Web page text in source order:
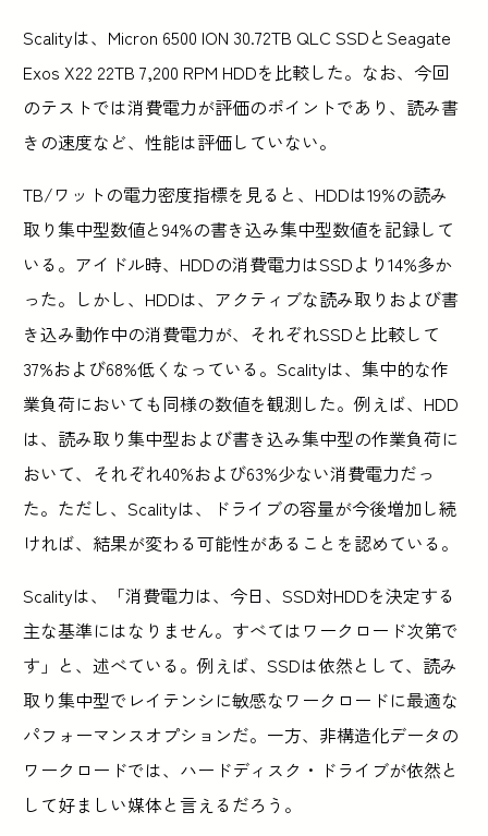
Scalityは、Micron 6500 ION 30.72TB QLC SSDとSeagate
Exos X22 22TB 7,200 RPM HDDを比較した。なお、今回
のテストでは消費電力が評価のポイントであり、読み書
きの速度など、性能は評価していない。
TB/ワットの電力密度指標を見ると、HDDは19%の読み
取り集中型数値と94%の書き込み集中型数値を記録して
いる。アイドル時、HDDの消費電力はSSDより14%多か
った。しかし、HDDは、アクティブな読み取りおよび書
き込み動作中の消費電力が、それぞれSSDと比較して
37%および68%低くなっている。Scalityは、集中的な作
業負荷においても同様の数値を観測した。例えば、HDD
は、読み取り集中型および書き込み集中型の作業負荷に
おいて、それぞれ40%および63%少ない消費電力だっ
た。ただし、Scalityは、ドライブの容量が今後増加し続
ければ、結果が変わる可能性があることを認めている。
Scalityは、「消費電力は、今日、SSD対HDDを決定する
主な基準にはなりません。すべてはワークロード次第で
す」と、述べている。例えば、SSDは依然として、読み
取り集中型でレイテンシに敏感なワークロードに最適な
パフォーマンスオプションだ。一方、非構造化データの
ワークロードでは、ハードディスク・ドライブが依然と
して好ましい媒体と言えるだろう。